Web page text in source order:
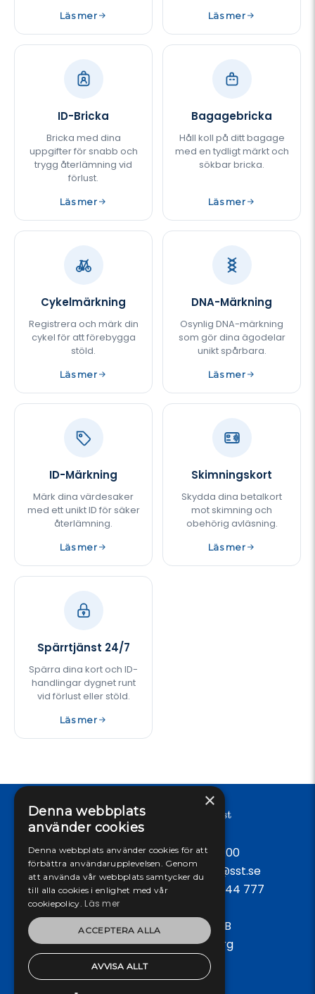
Läs mer Läs mer
ID-Bricka
Bricka med dina
uppgifter för snabb och
trygg återlämning vid
förlust.
Läs mer
Bagagebricka
Håll koll på ditt bagage
med en tydligt märkt och
sökbar bricka.
Läs mer
Cykelmärkning
Registrera och märk din
cykel för att förebygga
stöld.
Läs mer
DNA-Märkning
Osynlig DNA-märkning
som gör dina ägodelar
unikt spårbara.
Läs mer
ID-Märkning
Märk dina värdesaker
med ett unikt ID för säker
återlämning.
Läs mer
Skimningskort
Skydda dina betalkort
mot skimning och
obehörig avläsning.
Läs mer
Spärrtjänst 24/7
Spärra dina kort och ID-
handlingar dygnet runt
vid förlust eller stöld.
Läs mer
Öppet vardagar: 09:00 - 17:00
Tel:042-38 58 50, E-post: info@sst.se
Spärrtjänst dygnet runt:
0771-444 777
Svensk Säkerhetstjänst AB
Box 1394, 251 13, Helsingborg
×
Denna webbplats
använder cookies
Denna webbplats använder cookies för att
förbättra användarupplevelsen. Genom
att använda vår webbplats samtycker du
till alla cookies i enlighet med vår
cookiepolicy. Läs mer
ACCEPTERA ALLA
AVVISA ALLT